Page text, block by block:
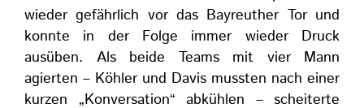
wieder gefährlich vor das Bayreuther Tor und
konnte in der Folge immer wieder Druck
ausüben. Als beide Teams mit vier Mann
agierten – Köhler und Davis mussten nach einer
kurzen „Konversation“ abkühlen – scheiterte